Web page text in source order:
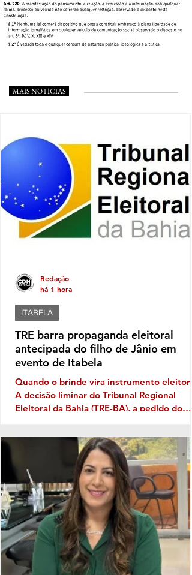
MAIS NOTÍCIAS
TRE barra propaganda eleitoral
antecipada do filho de Jânio em
evento de Itabela
Quando o brinde vira instrumento eleitoral
A decisão liminar do Tribunal Regional
Eleitoral da Bahia (TRE-BA), a pedido do
aparecer no período pré-eleitoral: a
tentativa de transformar eventos
em vitrines para promoção de nomes que
pretendem disputar as eleições. No caso
Itabela, segundo o Ministério Público
Eleitoral, a distribuição de bonés
personalizados com o nome de Jânio Natal
ITABELA
Redação
há 1 hora